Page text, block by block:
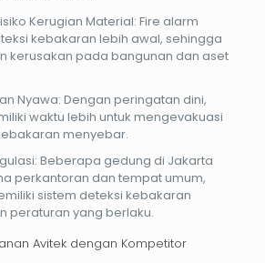
Kerugian Material: Fire alarm
kebakaran lebih awal, sehingga
kerusakan pada bangunan dan aset
Nyawa: Dengan peringatan dini,
waktu lebih untuk mengevakuasi
menyebar.
: Beberapa gedung di Jakarta
perkantoran dan tempat umum,
sistem deteksi kebakaran
peraturan yang berlaku.
Avitek dengan Kompetitor